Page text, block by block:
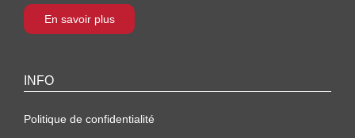
En savoir plus
INFO
Politique de confidentialité